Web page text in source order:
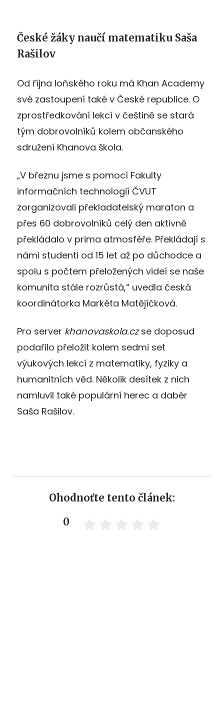
České žáky naučí matematiku Saša
Rašilov
Od října loňského roku má Khan Academy
své zastoupení také v České republice. O
zprostředkování lekcí v češtině se stará
tým dobrovolníků kolem občanského
sdružení Khanova škola.
„V březnu jsme s pomocí Fakulty
informačních technologií ČVUT
zorganizovali překladatelský maraton a
přes 60 dobrovolníků celý den aktivně
překládalo v prima atmosféře. Překládají s
námi studenti od 15 let až po důchodce a
spolu s počtem přeložených videí se naše
komunita stále rozrůstá,“ uvedla česká
koordinátorka Markéta Matějíčková.
Pro server khanovaskola.czse doposud
podařilo přeložit kolem sedmi set
výukových lekcí z matematiky, fyziky a
humanitních věd. Několik desítek z nich
namluvil také populární herec a dabér
Saša Rašilov.
Ohodnoťte tento článek:
0